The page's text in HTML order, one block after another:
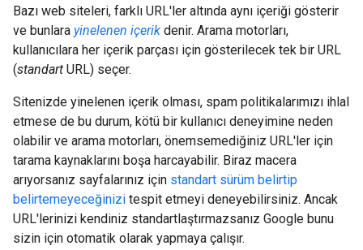
Bazı web siteleri, farklı URL'ler altında aynı içeriği gösterir
ve bunlara yinelenen içerik denir. Arama motorları,
kullanıcılara her içerik parçası için gösterilecek tek bir URL
(standart URL) seçer.
Sitenizde yinelenen içerik olması, spam politikalarımızı ihlal
etmese de bu durum, kötü bir kullanıcı deneyimine neden
olabilir ve arama motorları, önemsemediğiniz URL'ler için
tarama kaynaklarını boşa harcayabilir. Biraz macera
arıyorsanız sayfalarınız için standart sürüm belirtip
belirtemeyeceğinizi tespit etmeyi deneyebilirsiniz. Ancak
URL'lerinizi kendiniz standartlaştırmazsanız Google bunu
sizin için otomatik olarak yapmaya çalışır.